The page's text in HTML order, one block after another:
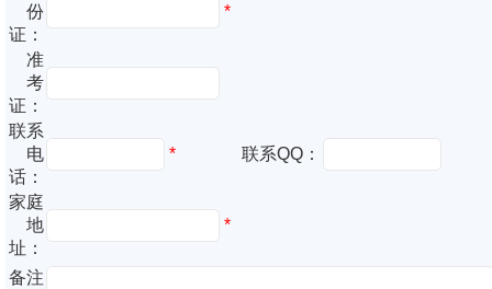
份
证：
*
准
考
证：
联系
电
话：
* 联系QQ：
家庭
地
址：
*
备注